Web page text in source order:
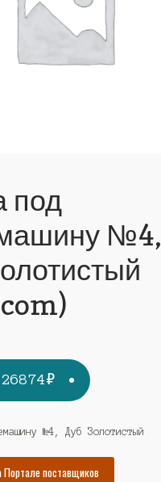
под
№4,
Первоначальная
цена
составляла
29114₽.
26874₽Текущая
цена:
26874₽.
№4, Дуб Золотистый
Портале поставщиков